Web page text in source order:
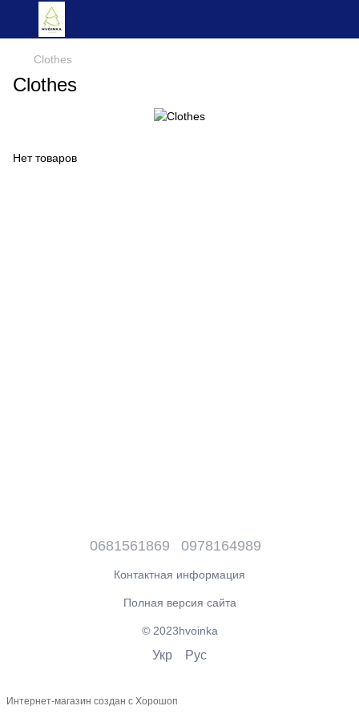
Clothes
Clothes
Нет товаров
0681561869 0978164989
Контактная информация
Полная версия сайта
© 2023hvoinka
Укр Рус
Интернет-магазин создан с Хорошоп